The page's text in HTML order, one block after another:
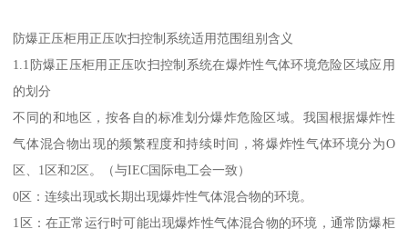
防爆正压柜用正压吹扫控制系统适用范围组别含义
1.1防爆正压柜用正压吹扫控制系统在爆炸性气体环境危险区域应用
的划分
不同的和地区，按各自的标准划分爆炸危险区域。我国根据爆炸性
气体混合物出现的频繁程度和持续时间，将爆炸性气体环境分为O
区、1区和2区。（与IEC国际电工会一致）
0区：连续出现或长期出现爆炸性气体混合物的环境。
1区：在正常运行时可能出现爆炸性气体混合物的环境，通常防爆柜